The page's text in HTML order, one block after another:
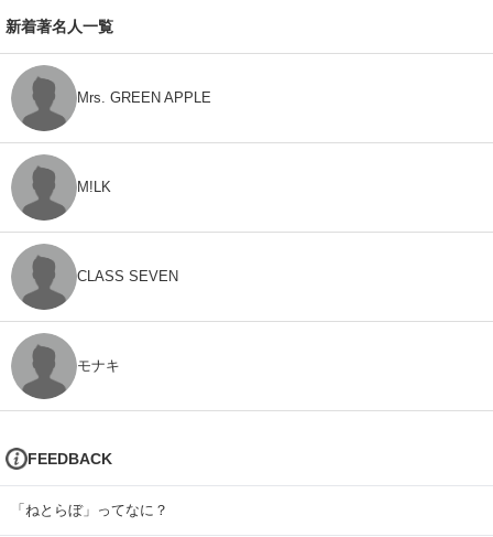
新着著名人一覧
Mrs. GREEN APPLE
M!LK
CLASS SEVEN
モナキ
FEEDBACK
「ねとらぼ」ってなに？